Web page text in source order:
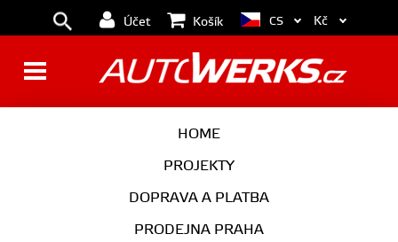
Účet Košík
HOME
PROJEKTY
DOPRAVA A PLATBA
PRODEJNA PRAHA
CS Kč
PODVOZEK
VÝFUK
INTERIÉR